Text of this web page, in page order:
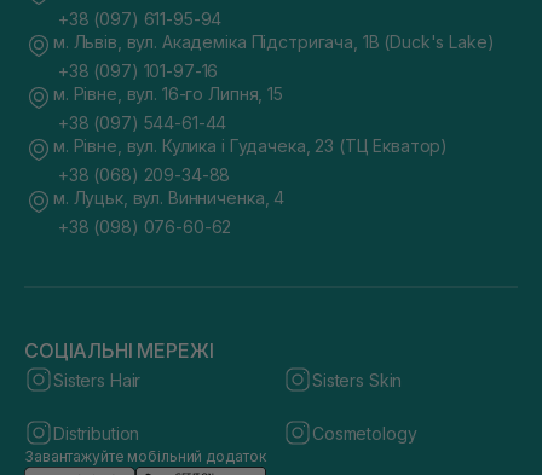
+38 (097) 611-95-94
м. Львів, вул. Академіка Підстригача, 1В (Duck's Lake)
+38 (097) 101-97-16
м. Рівне, вул. 16-го Липня, 15
+38 (097) 544-61-44
м. Рівне, вул. Кулика і Гудачека, 23 (ТЦ Екватор)
+38 (068) 209-34-88
м. Луцьк, вул. Винниченка, 4
+38 (098) 076-60-62
СОЦІАЛЬНІ МЕРЕЖІ
Sisters Hair Sisters Skin
Distribution Cosmetology
Завантажуйте мобільний додаток